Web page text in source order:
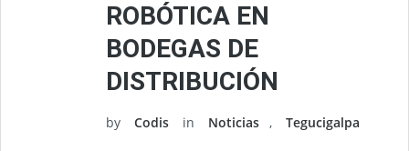
ROBÓTICA EN
BODEGAS DE
DISTRIBUCIÓN
by Codis in Noticias , Tegucigalpa